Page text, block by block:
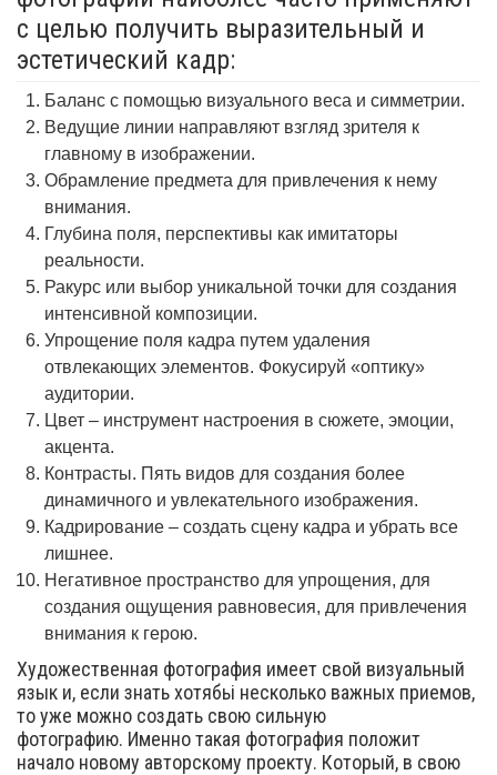
с целью получить выразительный и
эстетический кадр:
Баланс с помощью визуального веса и симметрии.
Ведущие линии направляют взгляд зрителя к
главному в изображении.
Обрамление предмета для привлечения к нему
внимания.
Глубина поля, перспективы как имитаторы
реальности.
Ракурс или выбор уникальной точки для создания
интенсивной композиции.
Упрощение поля кадра путем удаления
отвлекающих элементов. Фокусируй «оптику»
аудитории.
Цвет – инструмент настроения в сюжете, эмоции,
акцента.
Контрасты. Пять видов для создания более
динамичного и увлекательного изображения.
Кадрирование – создать сцену кадра и убрать все
лишнее.
Негативное пространство для упрощения, для
создания ощущения равновесия, для привлечения
внимания к герою.
Художественная фотография имеет свой визуальный
язык и, если знать хотябьі несколько важных приемов,
то уже можно создать свою сильную
фотографию. Именно такая фотография положит
начало новому авторскому проекту. Который, в свою